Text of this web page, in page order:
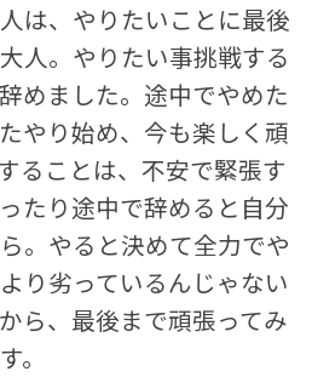
は、やりたいことに最後
人。やりたい事挑戦する
めました。途中でやめた
やり始め、今も楽しく頑
ることは、不安で緊張す
たり途中で辞めると自分
。やると決めて全力でや
り劣っているんじゃない
ら、最後まで頑張ってみ
。